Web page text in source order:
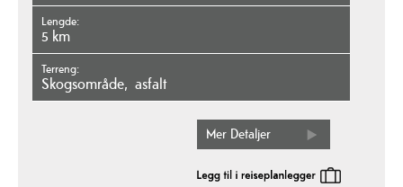
Lengde
5 km
Terreng
skogsområde asfalt
Mer Detaljer